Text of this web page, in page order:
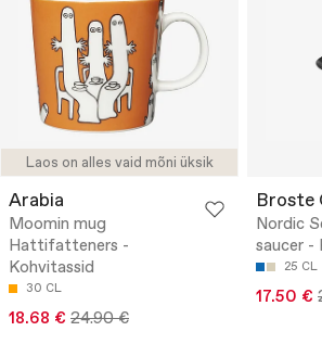
Laos on alles vaid mõni üksik
Arabia
Moomin mug
Hattifatteners -
Kohvitassid
30 CL
18.68 € 24.90 €
Broste
Nordic
saucer -
25 CL
17.50 €